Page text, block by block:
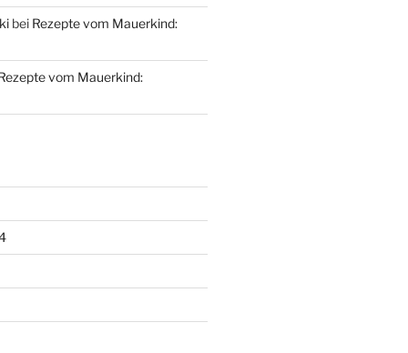
bei Rezepte vom Mauerkind:
vom Mauerkind: